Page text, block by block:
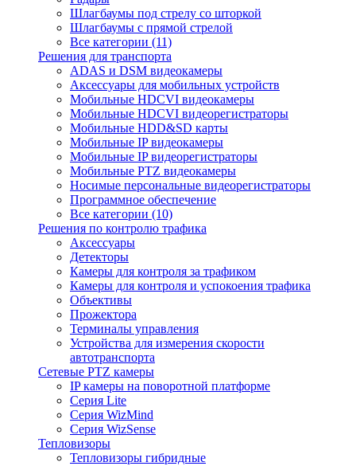
Шлагбаумы под стрелу со шторкой
Шлагбаумы с прямой стрелой
Все категории (11)
Решения для транспорта
ADAS и DSM видеокамеры
Аксессуары для мобильных устройств
Мобильные HDCVI видеокамеры
Мобильные HDCVI видеорегистраторы
Мобильные HDD&SD карты
Мобильные IP видеокамеры
Мобильные IP видеорегистраторы
Мобильные PTZ видеокамеры
Носимые персональные видеорегистраторы
Программное обеспечение
Все категории (10)
Решения по контролю трафика
Аксессуары
Детекторы
Камеры для контроля за трафиком
Камеры для контроля и успокоения трафика
Объективы
Прожектора
Терминалы управления
Устройства для измерения скорости
автотранспорта
Сетевые PTZ камеры
IP камеры на поворотной платформе
Серия Lite
Серия WizMind
Серия WizSense
Тепловизоры
Тепловизоры гибридные